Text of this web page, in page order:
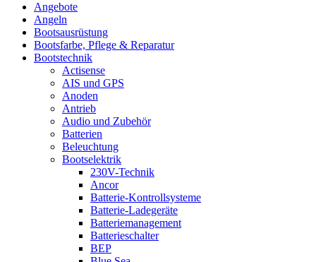
Angebote
Angeln
Bootsausrüstung
Bootsfarbe, Pflege & Reparatur
Bootstechnik
Actisense
AIS und GPS
Anoden
Antrieb
Audio und Zubehör
Batterien
Beleuchtung
Bootselektrik
230V-Technik
Ancor
Batterie-Kontrollsysteme
Batterie-Ladegeräte
Batteriemanagement
Batterieschalter
BEP